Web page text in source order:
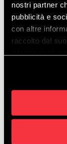
nostri partner
pubblicità e
con altre
raccolto dal
Keycloak:
standard
Veeam e
operativa
23